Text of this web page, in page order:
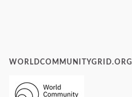
WORLDCOMMUNITYGRID.ORG